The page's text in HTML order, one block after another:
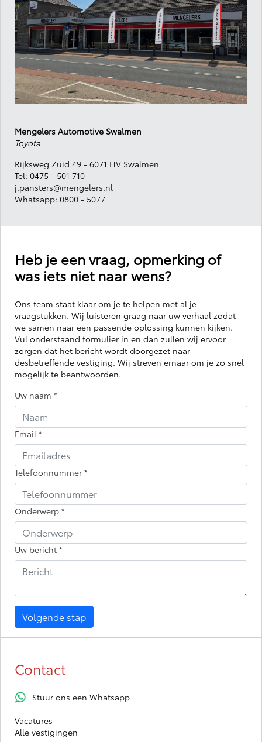
Mengelers Automotive Swalmen
Toyota
Rijksweg Zuid 49 - 6071 HV Swalmen
Tel: 0475 - 501 710
j.pansters@mengelers.nl
Whatsapp: 0800 - 5077
Heb je een vraag, opmerking of
was iets niet naar wens?
Ons team staat klaar om je te helpen met al je
vraagstukken. Wij luisteren graag naar uw verhaal zodat
we samen naar een passende oplossing kunnen kijken.
Vul onderstaand formulier in en dan zullen wij ervoor
zorgen dat het bericht wordt doorgezet naar
desbetreffende vestiging. Wij streven ernaar om je zo snel
mogelijk te beantwoorden.
Uw naam *
Email *
Telefoonnummer *
Onderwerp *
Uw bericht *
Volgende stap
Contact
Stuur ons een Whatsapp
Vacatures
Alle vestigingen